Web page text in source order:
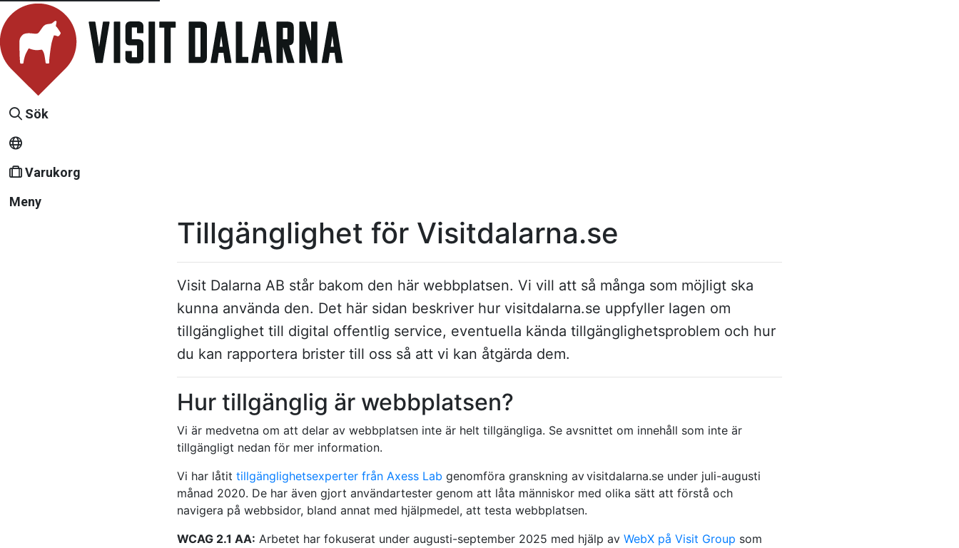
Sök
Varukorg
Meny
Tillgänglighet för Visitdalarna.se
Visit Dalarna AB står bakom den här webbplatsen. Vi vill att så många som möjligt ska
kunna använda den. Det här sidan beskriver hur visitdalarna.se uppfyller lagen om
tillgänglighet till digital offentlig service, eventuella kända tillgänglighetsproblem och hur
du kan rapportera brister till oss så att vi kan åtgärda dem.
Hur tillgänglig är webbplatsen?
Vi är medvetna om att delar av webbplatsen inte är helt tillgängliga. Se avsnittet om innehåll som inte är
tillgängligt nedan för mer information.
Vi har låtittillgänglighetsexperter från Axess Lab genomföra granskning av visitdalarna.se under juli-augusti
månad 2020. De har även gjort användartester genom att låta människor med olika sätt att förstå och
navigera på webbsidor, bland annat med hjälpmedel, att testa webbplatsen.
WCAG 2.1 AA: Arbetet har fokuserat under augusti-september 2025 med hjälp avWebX påVisit Group som